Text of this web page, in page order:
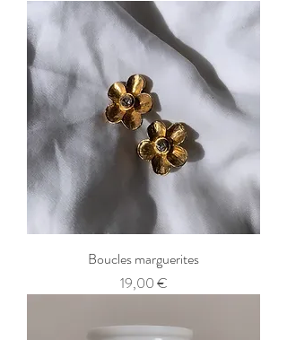
Boucles marguerites
Prix
19,00 €